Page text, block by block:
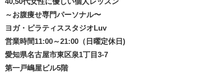
～お腹痩せ専門パーソナル〜
ヨガ・ピラティススタジオLuv
営業時間11:00～21:00（日曜定休日)
愛知県名古屋市東区泉1丁目3-7
第一戸嶋屋ビル5階